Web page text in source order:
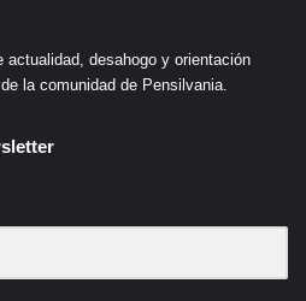
actualidad, desahogo y orientación
la comunidad de Pensilvania.